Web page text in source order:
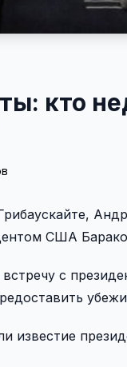
кто
США
встречу с
известие